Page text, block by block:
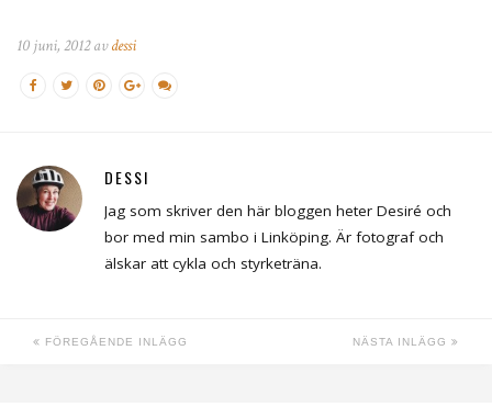
10 juni, 2012 avdessi
DESSI
Jag som skriver den här bloggen heter Desiré och
bor med min sambo i Linköping. Är fotograf och
älskar att cykla och styrketräna.
FÖREGÅENDE INLÄGG NÄSTA INLÄGG